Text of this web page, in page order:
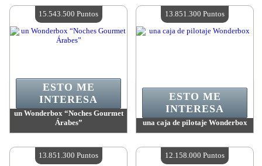
Cantidad disponible:4
Cantidad disponible:4
un Wonderbox “Noches Gourmet
Árabes”
Cantidad disponible:4
ESTO ME
INTERESA
15.543.500 Puntos
una caja de pilotaje Wonderbox
Cantidad disponible:4
ESTO ME
INTERESA
13.851.300 Puntos
13.851.300 Puntos 12.158.000 Puntos